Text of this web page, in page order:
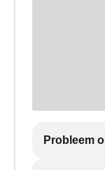
Probleem